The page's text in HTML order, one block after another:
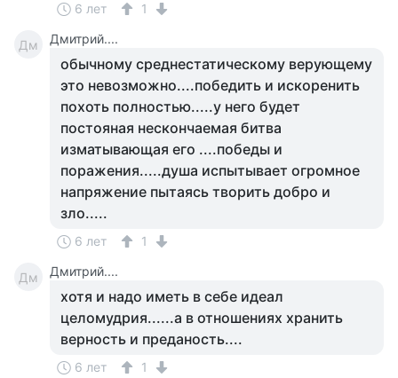
6 лет 1
Дм Дмитрий....
обычному среднестатическому верующему
это невозможно....победить и искоренить
похоть полностью.....у него будет
постояная нескончаемая битва
изматывающая его ....победы и
поражения.....душа испытывает огромное
напряжение пытаясь творить добро и
зло.....
6 лет 1
Дм Дмитрий....
хотя и надо иметь в себе идеал
целомудрия......а в отношениях хранить
верность и преданость....
6 лет 1